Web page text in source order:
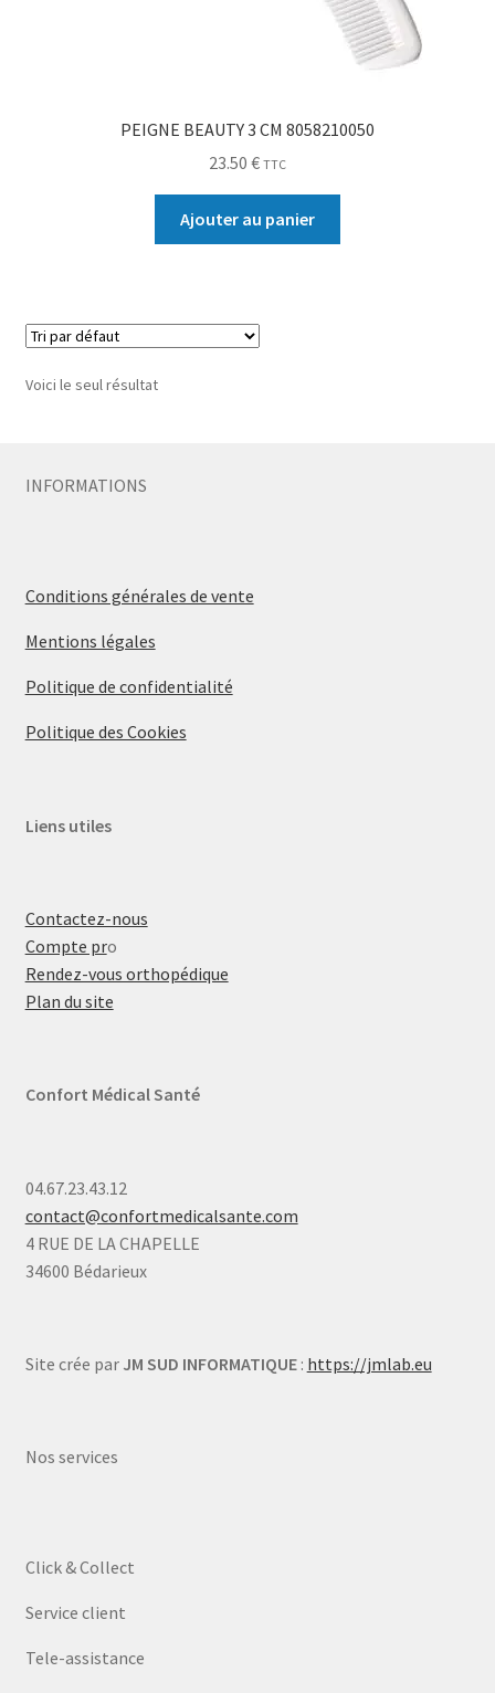
PEIGNE BEAUTY 3 CM 8058210050
23.50 € TTC
Ajouter au panier
Voici le seul résultat
INFORMATIONS
Conditions générales de vente
Mentions légales
Politique de confidentialité
Politique des Cookies
Liens utiles
Contactez-nous
Compte pro
Rendez-vous orthopédique
Plan du site
Confort Médical Santé
04.67.23.43.12
contact@confortmedicalsante.com
4 RUE DE LA CHAPELLE
34600 Bédarieux
Site crée par JM SUD INFORMATIQUE: https://jmlab.eu
Nos services
Click & Collect
Service client
Tele-assistance